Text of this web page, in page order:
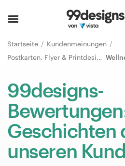
Startseite
Kundenmeinungen
Postkarten, Flyer & Printdesign
99designs-
Geschichten
unseren
Kategorien durchsuchen
Designprofis finden
Inspiration
99designs Pro